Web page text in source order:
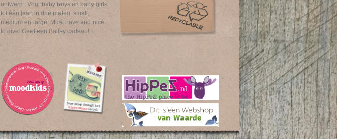
ontwerp . Voor baby boys en baby girls
tot één jaar, in drie maten: small,
medium en large. Must have and nice
to give. Geef een Ballsy cadeau!